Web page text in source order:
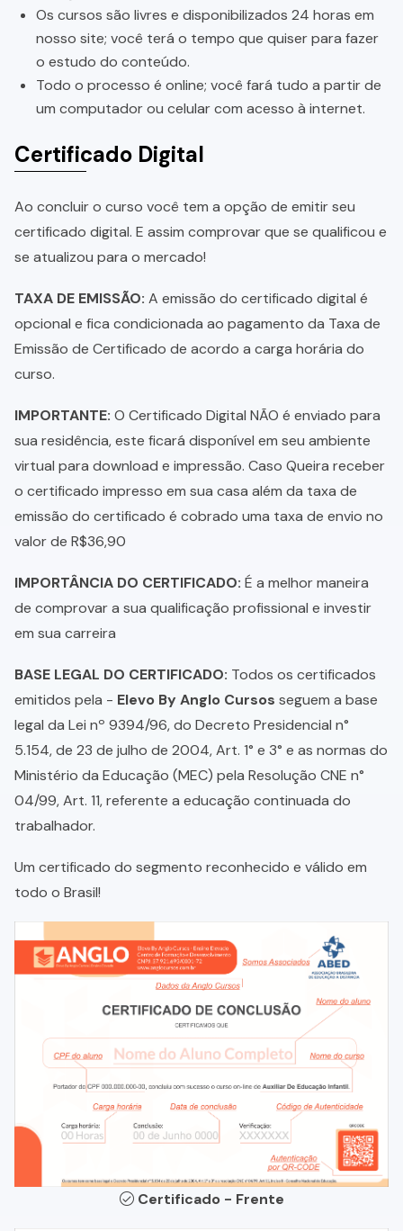
Os cursos são livres e disponibilizados 24 horas em
nosso site; você terá o tempo que quiser para fazer
o estudo do conteúdo.
Todo o processo é online; você fará tudo a partir de
um computador ou celular com acesso à internet.
Certificado Digital
Ao concluir o curso você tem a opção de emitir seu
certificado digital. E assim comprovar que se qualificou e
se atualizou para o mercado!
TAXA DE EMISSÃO: A emissão do certificado digital é
opcional e fica condicionada ao pagamento da Taxa de
Emissão de Certificado de acordo a carga horária do
curso.
IMPORTANTE: O Certificado Digital NÃO é enviado para
sua residência, este ficará disponível em seu ambiente
virtual para download e impressão. Caso Queira receber
o certificado impresso em sua casa além da taxa de
emissão do certificado é cobrado uma taxa de envio no
valor de R$36,90
IMPORTÂNCIA DO CERTIFICADO: É a melhor maneira
de comprovar a sua qualificação profissional e investir
em sua carreira
BASE LEGAL DO CERTIFICADO: Todos os certificados
emitidos pela - Elevo By Anglo Cursos seguem a base
legal da Lei nº 9394/96, do Decreto Presidencial n°
5.154, de 23 de julho de 2004, Art. 1° e 3° e as normas do
Ministério da Educação (MEC) pela Resolução CNE n°
04/99, Art. 11, referente a educação continuada do
trabalhador.
Um certificado do segmento reconhecido e válido em
todo o Brasil!
Certificado - Frente